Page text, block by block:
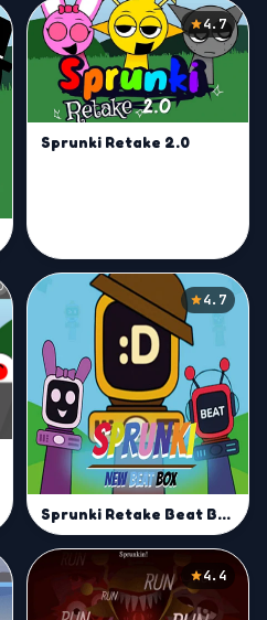
4.7
Sprunki Retake 2.0
4.7
Sprunki Retake Beat Box
4.4